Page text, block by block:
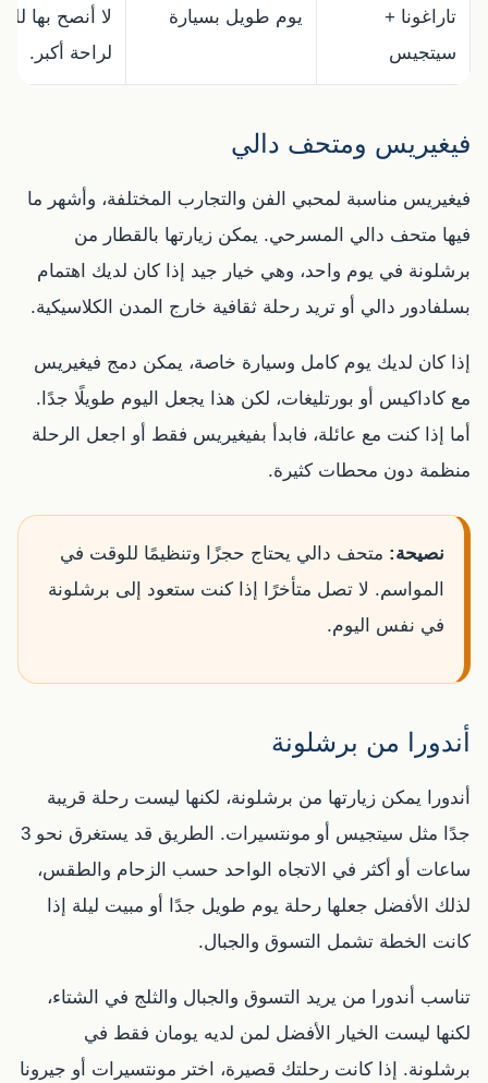
تاراغونا +
سيتجيس
يوم طويل بسيارة
لا أنصح بها
لراحة أكبر.
فيغيريس ومتحف دالي
فيغيريس مناسبة لمحبي الفن والتجارب المختلفة، وأشهر ما
فيها متحف دالي المسرحي. يمكن زيارتها بالقطار من
برشلونة في يوم واحد، وهي خيار جيد إذا كان لديك اهتمام
بسلفادور دالي أو تريد رحلة ثقافية خارج المدن الكلاسيكية.
إذا كان لديك يوم كامل وسيارة خاصة، يمكن دمج فيغيريس
مع كاداكيس أو بورتليغات، لكن هذا يجعل اليوم طويلًا جدًا.
أما إذا كنت مع عائلة، فابدأ بفيغيريس فقط أو اجعل الرحلة
منظمة دون محطات كثيرة.
نصيحة: متحف دالي يحتاج حجزًا وتنظيمًا للوقت في
المواسم. لا تصل متأخرًا إذا كنت ستعود إلى برشلونة
في نفس اليوم.
أندورا من برشلونة
أندورا يمكن زيارتها من برشلونة، لكنها ليست رحلة قريبة
جدًا مثل سيتجيس أو مونتسيرات. الطريق قد يستغرق نحو 3
ساعات أو أكثر في الاتجاه الواحد حسب الزحام والطقس،
لذلك الأفضل جعلها رحلة يوم طويل جدًا أو مبيت ليلة إذا
كانت الخطة تشمل التسوق والجبال.
تناسب أندورا من يريد التسوق والجبال والثلج في الشتاء،
لكنها ليست الخيار الأفضل لمن لديه يومان فقط في
برشلونة. إذا كانت رحلتك قصيرة، اختر مونتسيرات أو جيرونا